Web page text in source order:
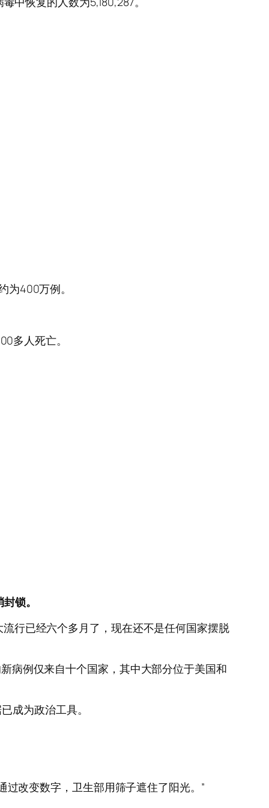
为400万例。
多人死亡。
锁。
行已经六个多月了，现在还不是任何国家摆脱
病例仅来自十个国家，其中大部分位于美国和
成为政治工具。
改变数字，卫生部用筛子遮住了阳光。”